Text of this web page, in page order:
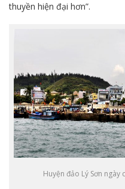
thuyền hiện đại hơn”.
Huyện đảo Lý Sơn ngày